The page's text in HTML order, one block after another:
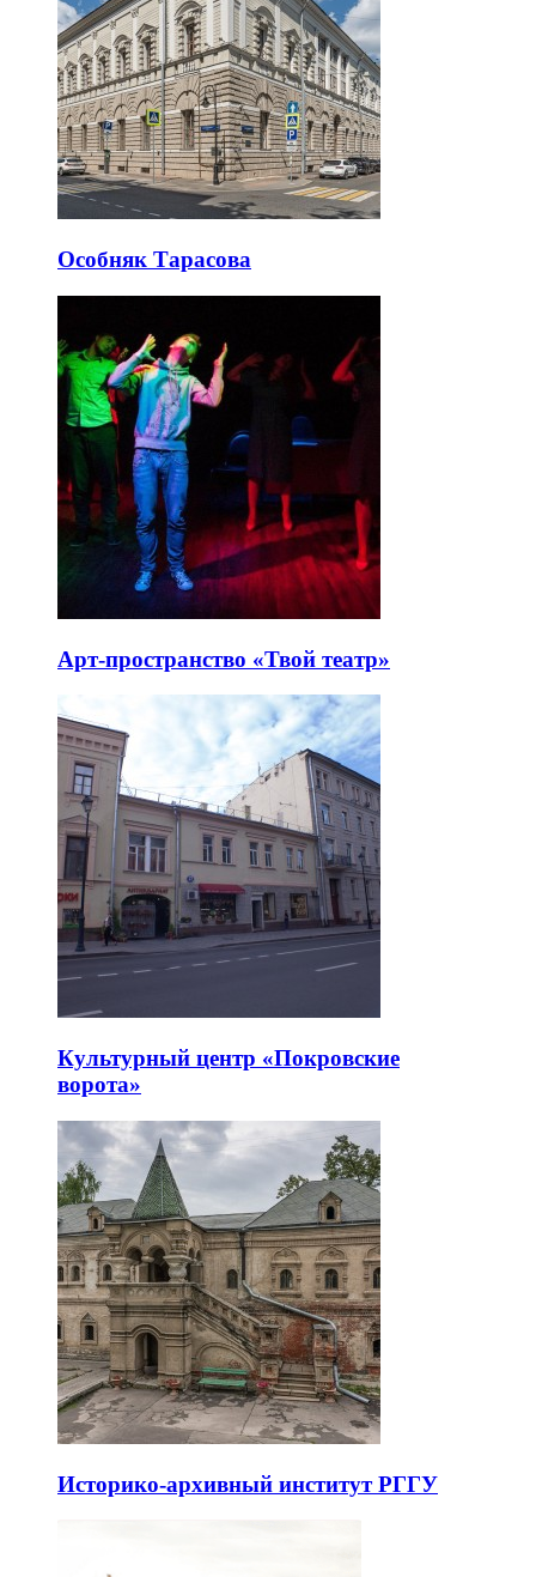
Особняк Тарасова
Арт-пространство «Твой театр»
Культурный центр «Покровские
ворота»
Историко-архивный институт РГГУ